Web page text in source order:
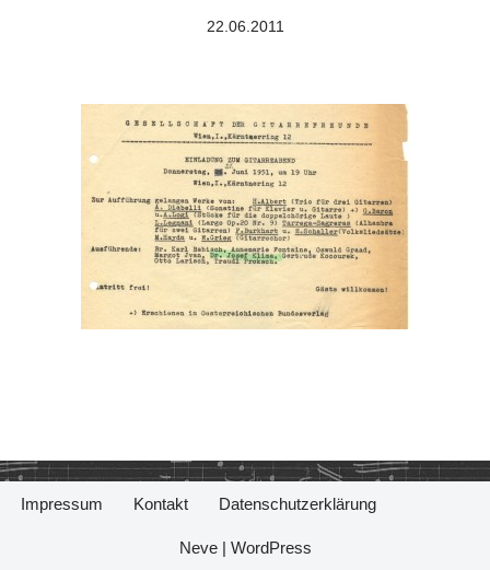
22.06.2011
Impressum Kontakt Datenschutzerklärung
Neve| WordPress